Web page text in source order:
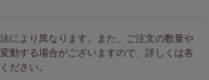
ッピングをカラフルに彩る
ラッピングに、豊富なカラー展開で彩り
により異なります。また、ご注文の数量や
動する場合がございますので、詳しくは各
ださい。